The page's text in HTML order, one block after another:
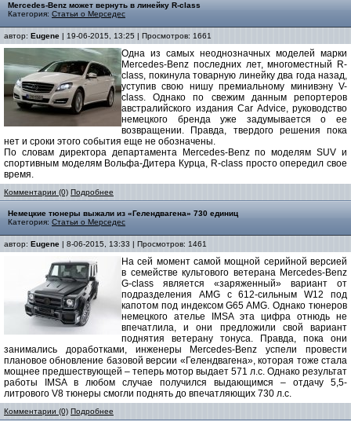
Mercedes-Benz может вернуть в линейку R-class
Категория: Статьи о Мерседес
автор: Eugene | 19-06-2015, 13:25 | Просмотров: 1661
Одна из самых неоднозначных моделей марки
Mercedes-Benz последних лет, многоместный R-
class, покинула товарную линейку два года назад,
уступив свою нишу премиальному минивэну V-
class. Однако по свежим данным репортеров
австралийского издания Car Advice, руководство
немецкого бренда уже задумывается о ее
возвращении. Правда, твердого решения пока
нет и сроки этого события еще не обозначены.
По словам директора департамента Mercedes-Benz по моделям SUV и
спортивным моделям Вольфа-Дитера Курца, R-class просто опередил свое
время.
Комментарии (0) Подробнее
Немецкие тюнеры выжали из «Гелендвагена» 730 единиц
Категория: Статьи о Мерседес
автор: Eugene | 8-06-2015, 13:33 | Просмотров: 1461
На сей момент самой мощной серийной версией
в семействе культового ветерана Mercedes-Benz
G-class является «заряженный» вариант от
подразделения AMG с 612-сильным W12 под
капотом под индексом G65 AMG. Однако тюнеров
немецкого ателье IMSA эта цифра отнюдь не
впечатлила, и они предложили свой вариант
поднятия ветерану тонуса. Правда, пока они
занимались доработками, инженеры Mercedes-Benz успели провести
плановое обновление базовой версии «Гелендвагена», которая тоже стала
мощнее предшествующей – теперь мотор выдает 571 л.с. Однако результат
работы IMSA в любом случае получился выдающимся – отдачу 5,5-
литрового V8 тюнеры смогли поднять до впечатляющих 730 л.с.
Комментарии (0) Подробнее